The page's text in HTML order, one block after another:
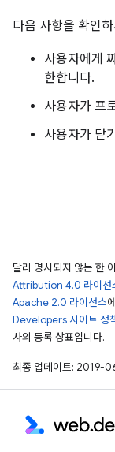
다음 사항을 확인
사용자에게
한합니다.
사용자가 프
사용자가 닫
달리 명시되지 않는 한
Attribution 4.0 라이선
Apache 2.0 라이선스
Developers 사이트 정
사의 등록 상표입니다.
최종 업데이트: 2019-